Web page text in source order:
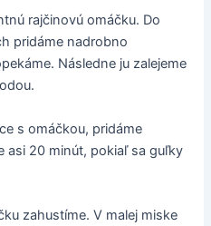
rajčinovú omáčku. Do
pridáme nadrobno
Následne ju zalejeme
s omáčkou, pridáme
asi 20 minút, pokiaľ sa guľky
zahustíme. V malej miske